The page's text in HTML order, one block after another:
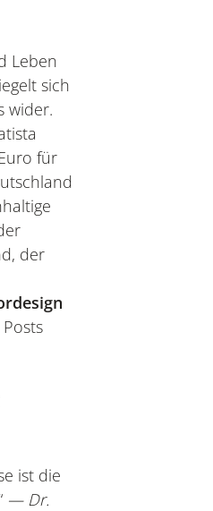
Leben
sich
wider.
für
der
ist die
— Dr.